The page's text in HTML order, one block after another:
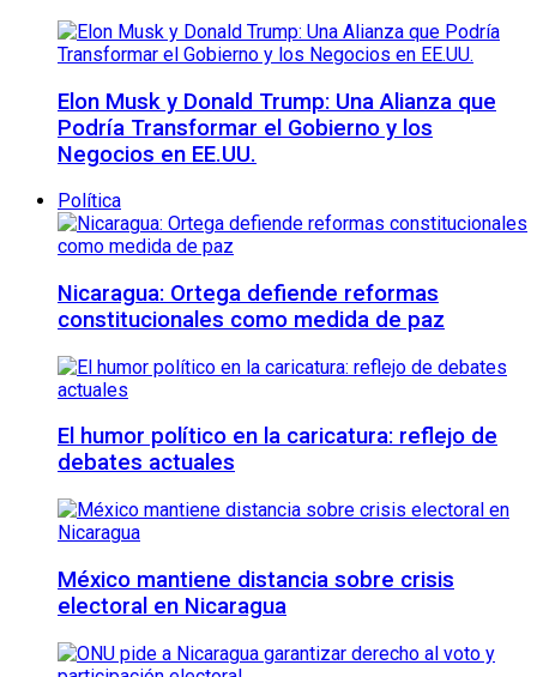
Elon Musk y Donald Trump: Una Alianza que
Podría Transformar el Gobierno y los
Negocios en EE.UU.
Política
Nicaragua: Ortega defiende reformas
constitucionales como medida de paz
El humor político en la caricatura: reflejo de
debates actuales
México mantiene distancia sobre crisis
electoral en Nicaragua